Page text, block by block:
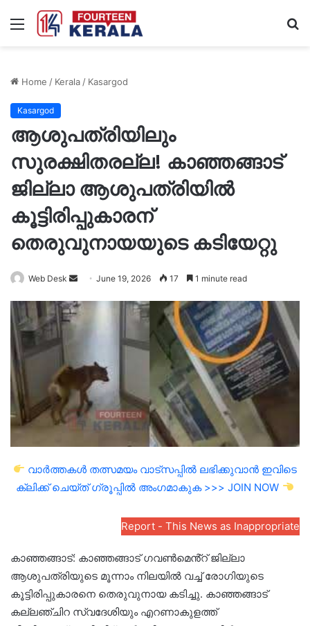
Menu
Home / Kerala/ Kasargod
Kasargod
ആശുപത്രിയിലും
സുരക്ഷിതരല്ല! കാഞ്ഞങ്ങാട്
ജില്ലാ ആശുപത്രിയിൽ
കൂട്ടിരിപ്പുകാരന്
തെരുവുനായയുടെ കടിയേറ്റു
Web Desk
Send
email
June 19, 2026 17 1 minute read
വാർത്തകൾ തത്സമയം വാട്സപ്പിൽ ലഭിക്കുവാൻ ഇവിടെ
ക്ലിക്ക് ചെയ്ത് ഗ്രൂപ്പിൽ അംഗമാകുക >>> JOIN NOW
Report - This News as Inappropriate
കാഞ്ഞങ്ങാട്: കാഞ്ഞങ്ങാട് ഗവൺമെൻ്റ് ജില്ലാ
ആശുപത്രിയുടെ മൂന്നാം നിലയിൽ വച്ച് രോഗിയുടെ
കൂട്ടിരിപ്പുകാരനെ തെരുവുനായ കടിച്ചു. കാഞ്ഞങ്ങാട്
കല്ലഞ്ചിറ സ്വദേശിയും എറണാകുളത്ത്